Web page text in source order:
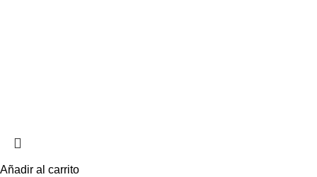
Añadir al carrito